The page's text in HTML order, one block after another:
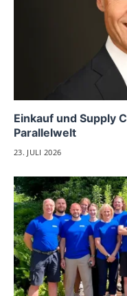
Einkauf und Supply
Parallelwelt
23. JULI 2026